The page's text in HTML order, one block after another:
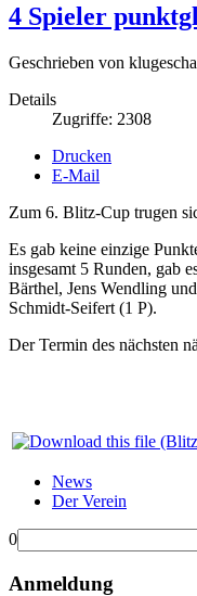
4 Spieler
Geschrieben von
Details
Zugriffe: 2308
Drucken
E-Mail
Zum 6. Blitz-Cup trugen
Es gab keine einzige
insgesamt 5 Runden, gab
Bärthel, Jens Wendling
Schmidt-Seifert (1 P).
Der Termin des nächsten
News
Der Verein
0
Anmeldung